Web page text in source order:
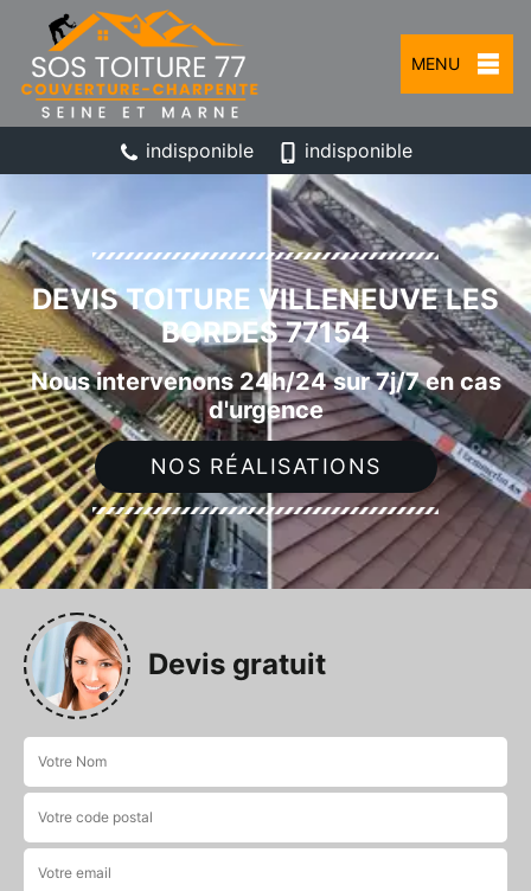
MENU
indisponible indisponible
DEVIS TOITURE VILLENEUVE LES
BORDES 77154
Nous intervenons 24h/24 sur 7j/7 en cas
d'urgence
NOS RÉALISATIONS
Devis gratuit